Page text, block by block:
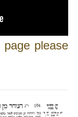
please